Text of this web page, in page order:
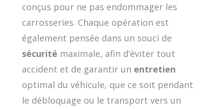
conçus pour ne pas endommager les
carrosseries. Chaque opération est
également pensée dans un souci de
sécurité maximale, afin d’éviter tout
accident et de garantir un entretien
optimal du véhicule, que ce soit pendant
le débloquage ou le transport vers un